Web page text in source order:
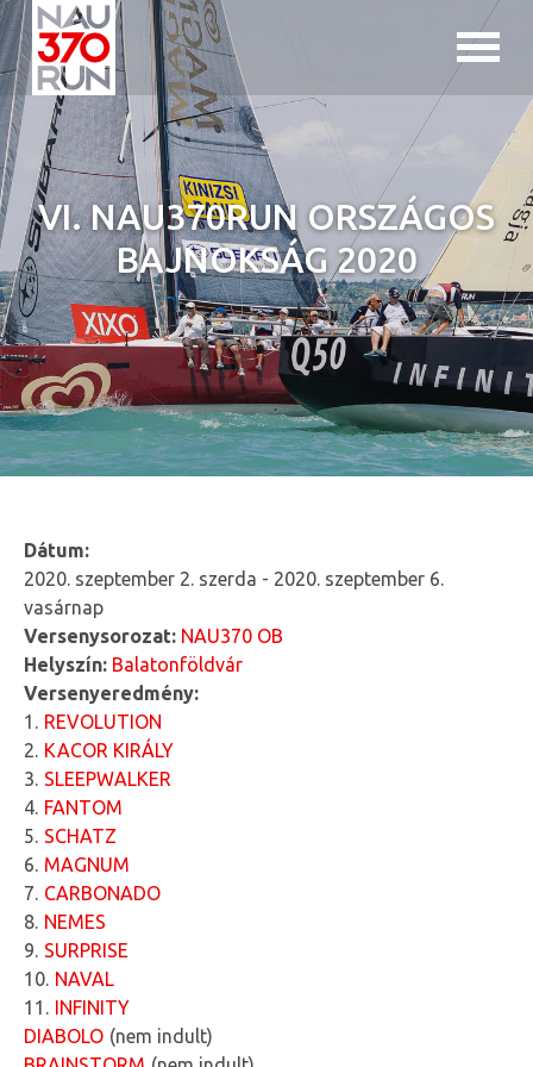
Jump to navigation
VI. NAU370RUN ORSZÁGOS
BAJNOKSÁG 2020
Dátum:
2020. szeptember 2. szerda - 2020. szeptember 6.
vasárnap
Versenysorozat: NAU370 OB
Helyszín: Balatonföldvár
Versenyeredmény:
1
REVOLUTION
2 KACOR KIRÁLY
3 SLEEPWALKER
4 FANTOM
5 SCHATZ
6 MAGNUM
7 CARBONADO
8 NEMES
9 SURPRISE
10 NAVAL
11
INFINITY
DIABOLO
nem indult